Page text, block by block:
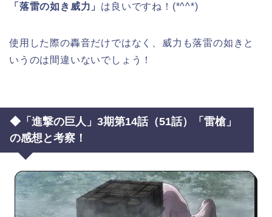
「落雷の如き威力」 は良いですね！(*^^*)
使用した際の轟音だけではなく、威力も落雷の如きと
いうのは間違いないでしょう！
◆「進撃の巨人」3期第14話（51話）「雷槍」
の感想と考察！